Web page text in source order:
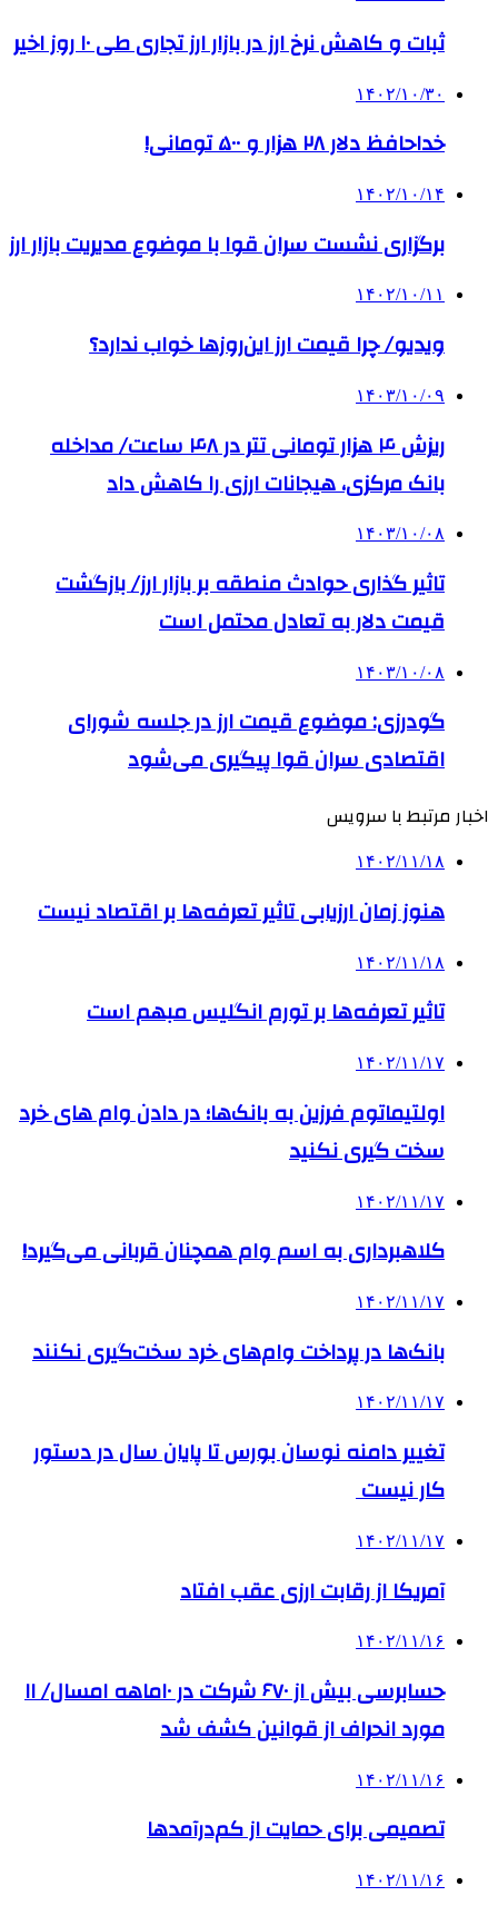
ثبات و کاهش نرخ ارز در بازار ارز تجاری طی ۱۰ روز اخیر
۱۴۰۲/۱۰/۳۰
خداحافظ دلار ۲۸ هزار و ۵۰۰ تومانی!
۱۴۰۲/۱۰/۱۴
برگزاری نشست سران قوا با موضوع مدیریت بازار ارز
۱۴۰۲/۱۰/۱۱
ویدیو/ چرا قیمت ارز این‌روزها خواب ندارد؟
۱۴۰۳/۱۰/۰۹
ریزش ۴ هزار تومانی تتر در ۴۸ ساعت/ مداخله
بانک مرکزی، هیجانات ارزی را کاهش داد
۱۴۰۳/۱۰/۰۸
تاثیر گذاری حوادث منطقه بر بازار ارز/ بازگشت
قیمت دلار به تعادل محتمل است
۱۴۰۳/۱۰/۰۸
گودرزی: موضوع قیمت ارز در جلسه شورای
اقتصادی سران قوا پیگیری می‌شود
اخبار مرتبط با سرویس
۱۴۰۲/۱۱/۱۸
هنوز زمان ارزیابی تاثیر تعرفه‌ها بر اقتصاد نیست
۱۴۰۲/۱۱/۱۸
تاثیر تعرفه‎‌ها بر تورم انگلیس مبهم است
۱۴۰۲/۱۱/۱۷
اولتیماتوم فرزین به بانک‌ها؛ در دادن وام های خرد
سخت گیری نکنید
۱۴۰۲/۱۱/۱۷
کلاهبرداری به اسم وام‌ همچنان قربانی می‌گیرد!
۱۴۰۲/۱۱/۱۷
بانک‌ها در پرداخت وام‌های خرد سخت‌گیری نکنند
۱۴۰۲/۱۱/۱۷
تغییر دامنه نوسان بورس تا پایان سال در دستور
کار نیست
۱۴۰۲/۱۱/۱۷
آمریکا از رقابت ارزی عقب افتاد
۱۴۰۲/۱۱/۱۶
حسابرسی بیش از ۶۷۰ شرکت در ۱۰ماهه امسال/ ۱۱
مورد انحراف از قوانین کشف شد
۱۴۰۲/۱۱/۱۶
تصمیمی برای حمایت از کم‌درآمدها
۱۴۰۲/۱۱/۱۶